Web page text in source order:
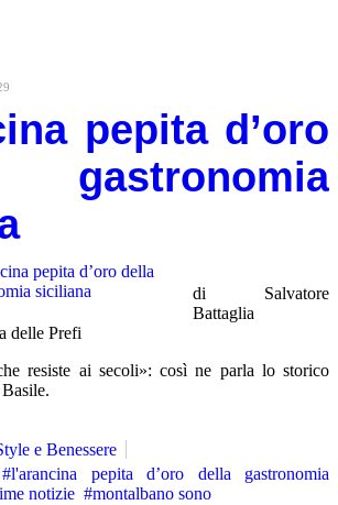
pepita d’oro
di Salvatore
Battaglia
delle Prefi
resiste ai secoli»: così ne parla lo storico
e Benessere
l'arancina pepita d’oro della gastronomia
notizie
montalbano sono